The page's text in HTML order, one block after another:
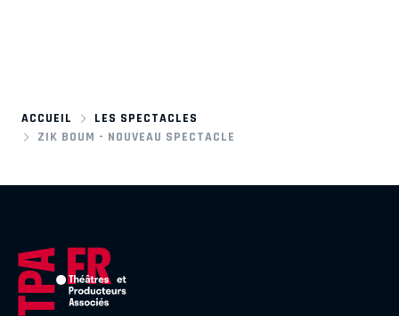
ACCUEIL
LES SPECTACLES
ZIK BOUM - NOUVEAU SPECTACLE